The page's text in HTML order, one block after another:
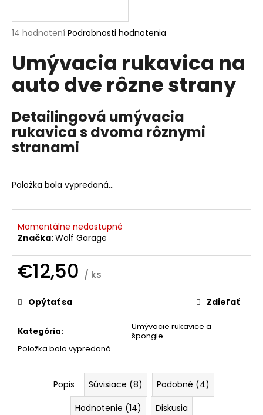
Priemerné
produktu
je
z
hviezdičiek.
14 hodnotení Podrobnosti hodnotenia
Umývacia rukavica na
auto dve rôzne strany
Detailingová umývacia
rukavica s dvoma rôznymi
stranami
Položka bola vypredaná…
Momentálne nedostupné
Značka:Wolf Garage
€12,50 / ks
Jednotková
cena:
Kategória:
Umývacie rukavice a
špongie
Položka bola vypredaná…
Opýtať sa Zdieľať
Popis Súvisiace (8)
Podobné (4)
Hodnotenie (14)
Diskusia
j
ť
?
HĽADAŤ
O
p
o
ú
č
a
m
e
GARAGE
CLEANER+